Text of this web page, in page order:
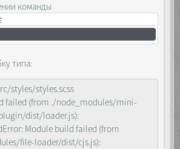
команды
типа:
styles/styles.scss
failed (from ./node_modules/mini-
dist/loader.js):
Module build failed (from
file-loader/dist/cjs.js):